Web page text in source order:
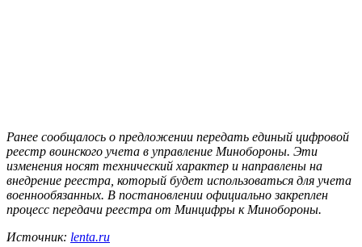
Ранее сообщалось о предложении передать единый цифровой
реестр воинского учета в управление Минобороны. Эти
изменения носят технический характер и направлены на
внедрение реестра, который будет использоваться для учета
военнообязанных. В постановлении официально закреплен
процесс передачи реестра от Минцифры к Минобороны.
Источник: lenta.ru